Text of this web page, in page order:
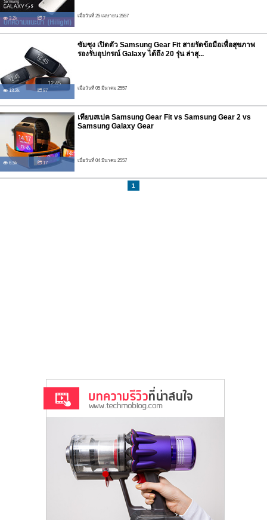
3.2k 7 เมื่อวันที่ 25 เมษายน 2557
13.2k 97
ซัมซุง เปิดตัว Samsung Gear Fit สายรัดข้อมือเพื่อสุขภาพ
รองรับอุปกรณ์ Galaxy ได้ถึง 20 รุ่น ล่าสุ...
เมื่อวันที่ 05 มีนาคม 2557
6.5k 17
เทียบสเปค Samsung Gear Fit vs Samsung Gear 2 vs
Samsung Galaxy Gear
เมื่อวันที่ 04 มีนาคม 2557
1